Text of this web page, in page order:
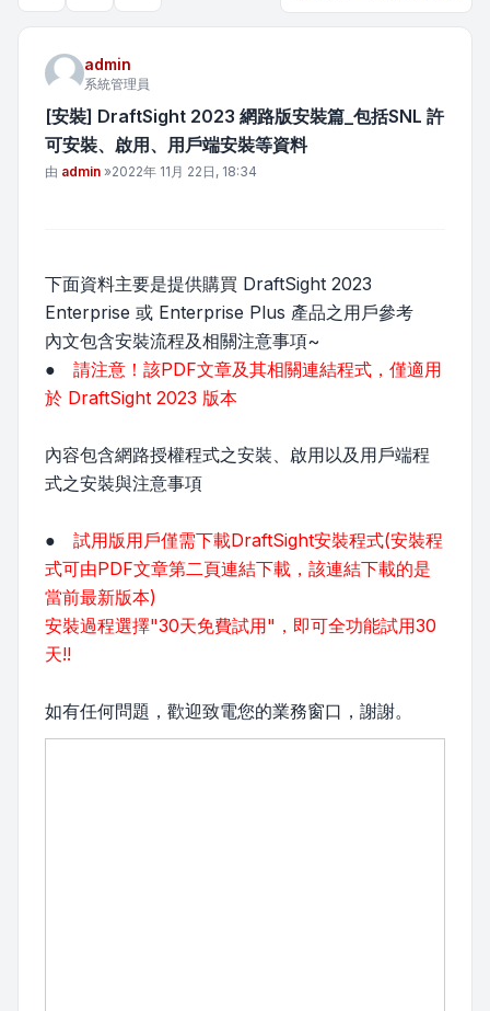
admin
系統管理員
[安裝] DraftSight 2023 網路版安裝篇_包括SNL 許
可安裝、啟用、用戶端安裝等資料
文章
由 admin »2022年 11月 22日, 18:34
下面資料主要是提供購買 DraftSight 2023
Enterprise 或 Enterprise Plus 產品之用戶參考
內文包含安裝流程及相關注意事項~
● 請注意！該PDF文章及其相關連結程式，僅適用
於 DraftSight 2023 版本
內容包含網路授權程式之安裝、啟用以及用戶端程
式之安裝與注意事項
● 試用版用戶僅需下載DraftSight安裝程式(安裝程
式可由PDF文章第二頁連結下載，該連結下載的是
當前最新版本)
安裝過程選擇"30天免費試用"，即可全功能試用30
天!!
如有任何問題，歡迎致電您的業務窗口，謝謝。